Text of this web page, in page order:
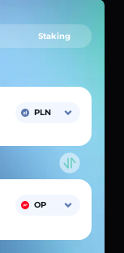
Staking
PLN
OP